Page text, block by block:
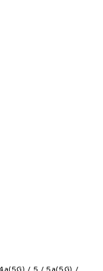
/ 5 / 5a(5G) /